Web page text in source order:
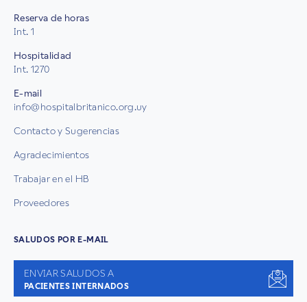
Reserva de horas
Int. 1
Hospitalidad
Int. 1270
E-mail
info@hospitalbritanico.org.uy
Contacto y Sugerencias
Agradecimientos
Trabajar en el HB
Proveedores
SALUDOS POR E-MAIL
ENVIAR SALUDOS A
PACIENTES INTERNADOS